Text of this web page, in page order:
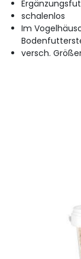
schalenlos
Im
versch.